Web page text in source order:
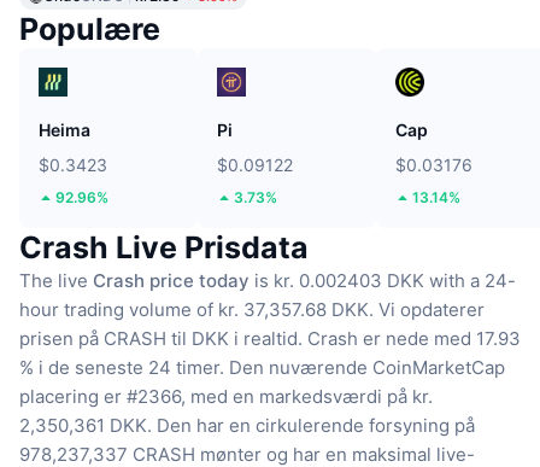
Populære
Heima
$0.3423
92.96%
Pi
$0.09122
3.73%
Cap
$0.03176
13.14%
Crash Live Prisdata
The live Crash price today is kr. 0.002403 DKK with a 24-
hour trading volume of kr. 37,357.68 DKK. Vi opdaterer
prisen på CRASH til DKK i realtid. Crash er nede med 17.93
% i de seneste 24 timer. Den nuværende CoinMarketCap
placering er #2366, med en markedsværdi på kr.
2,350,361 DKK. Den har en cirkulerende forsyning på
978,237,337 CRASH mønter og har en maksimal live-